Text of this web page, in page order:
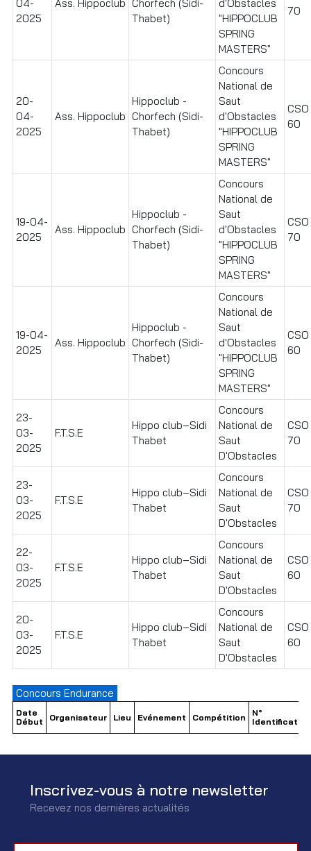
04-
2025
Ass. Hippoclub Chorfech (Sidi-
Thabet)
d'Obstacles
"HIPPOCLUB
SPRING
MASTERS"
70
20-
04-
2025
Ass. Hippoclub
Hippoclub -
Chorfech (Sidi-
Thabet)
Concours
National de
Saut
d'Obstacles
"HIPPOCLUB
SPRING
MASTERS"
60
19-04-
2025
Ass. Hippoclub
Hippoclub -
Chorfech (Sidi-
Thabet)
Concours
National de
Saut
d'Obstacles
"HIPPOCLUB
SPRING
MASTERS"
70
19-04-
2025
Ass. Hippoclub
Hippoclub -
Chorfech (Sidi-
Thabet)
Concours
National de
Saut
d'Obstacles
"HIPPOCLUB
SPRING
MASTERS"
60
23-
03-
2025
F.T.S.E
Hippo club–Sidi
Thabet
Concours
National de
Saut
D'Obstacles
70
23-
03-
2025
F.T.S.E
Hippo club–Sidi
Thabet
Concours
National de
Saut
D'Obstacles
70
22-
03-
2025
F.T.S.E
Hippo club–Sidi
Thabet
Concours
National de
Saut
D'Obstacles
60
20-
03-
2025
F.T.S.E
Hippo club–Sidi
Thabet
Concours
National de
Saut
D'Obstacles
60
Concours Endurance
Date
Début
Organisateur Lieu Evénement Compétition
N°
Identification
Inscrivez-vous à notre newsletter
Recevez nos dernières actualités